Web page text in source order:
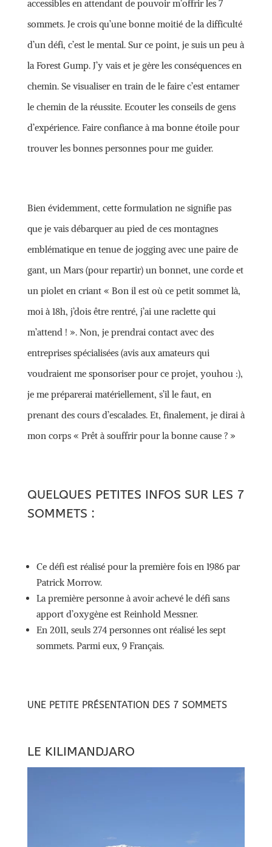
accessibles en attendant de pouvoir m’offrir les 7
sommets. Je crois qu’une bonne moitié de la difficulté
d’un défi, c’est le mental. Sur ce point, je suis un peu à
la Forest Gump. J’y vais et je gère les conséquences en
chemin. Se visualiser en train de le faire c’est entamer
le chemin de la réussite. Ecouter les conseils de gens
d’expérience. Faire confiance à ma bonne étoile pour
trouver les bonnes personnes pour me guider.
Bien évidemment, cette formulation ne signifie pas
que je vais débarquer au pied de ces montagnes
emblématique en tenue de jogging avec une paire de
gant, un Mars (pour repartir) un bonnet, une corde et
un piolet en criant « Bon il est où ce petit sommet là,
moi à 18h, j’dois être rentré, j’ai une raclette qui
m’attend ! ». Non, je prendrai contact avec des
entreprises spécialisées (avis aux amateurs qui
voudraient me sponsoriser pour ce projet, youhou :),
je me préparerai matériellement, s’il le faut, en
prenant des cours d’escalades. Et, finalement, je dirai à
mon corps « Prêt à souffrir pour la bonne cause ? »
QUELQUES PETITES INFOS SUR LES 7
SOMMETS :
Ce défi est réalisé pour la première fois en 1986 par
Patrick Morrow.
La première personne à avoir achevé le défi sans
apport d’oxygène est Reinhold Messner.
En 2011, seuls 274 personnes ont réalisé les sept
sommets. Parmi eux, 9 Français.
UNE PETITE PRÉSENTATION DES 7 SOMMETS
LE KILIMANDJARO